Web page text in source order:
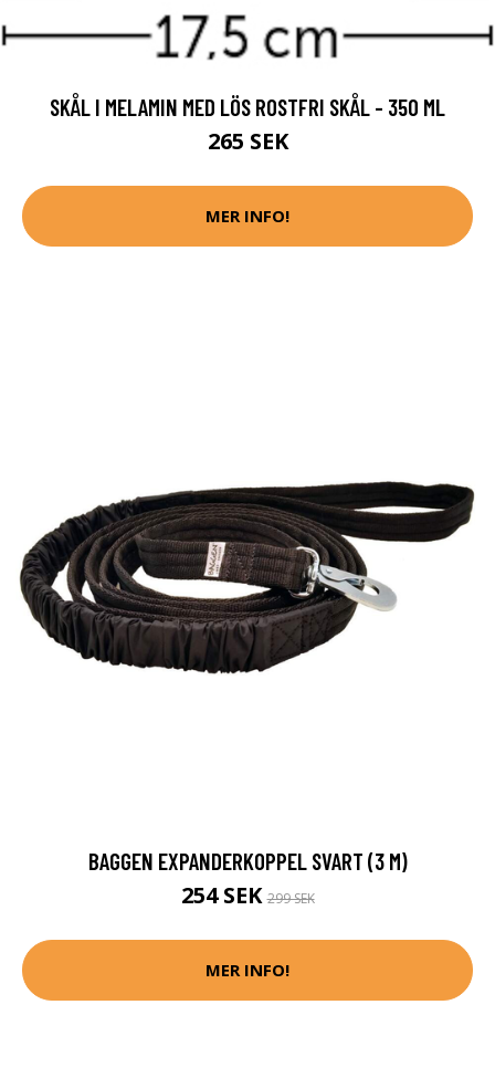
SKÅL I MELAMIN MED LÖS ROSTFRI SKÅL - 350 ML
265 SEK
MER INFO!
BAGGEN EXPANDERKOPPEL SVART (3 M)
254 SEK299 SEK
MER INFO!